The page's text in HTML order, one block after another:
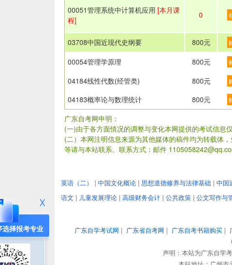
00051管理系统中计算机应用 [本月课
程]
0
03708中国近现代史纲要 800元
00054管理学原理 800元
04184线性代数(经管类) 800元
04183概率论与数理统计 800元
广东自考网申明：
(一)由于各方面情况的调整与变化本网提供的考试信息
(二）本网注明信息来源为其他媒体的稿件均为转载体
等请与本站联系。联系方式：邮件
选择报考专业
英语（二） | 中国文化概论 | 思想道德修养与法律基础 | 中国
语文 | 儿童发展理论 | 高级财务会计 | 公共政策 | 公文写作与
广东自学考试网 | 广东省自考网 | 广东自考书籍购买 |
声明：本站为广东自学